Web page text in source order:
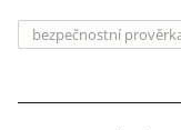
bezpečnostní